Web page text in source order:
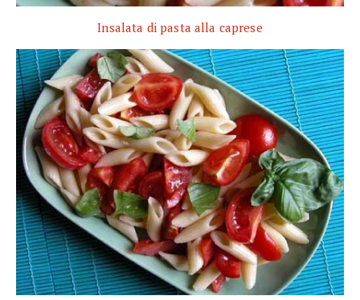
Insalata di pasta alla caprese